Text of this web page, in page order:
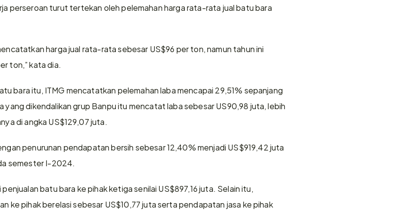
perseroan turut tertekan oleh pelemahan harga rata-rata jual batu bara
harga jual rata-rata sebesar US$96 per ton, namun tahun ini
ton,” kata dia.
bara itu, ITMG mencatatkan pelemahan laba mencapai 29,51% sepanjang
dikendalikan grup Banpu itu mencatat laba sebesar US90,98 juta, lebih
di angka US$129,07 juta.
penurunan pendapatan bersih sebesar 12,40% menjadi US$919,42 juta
semester I-2024.
batu bara ke pihak ketiga senilai US$897,16 juta. Selain itu,
ke pihak berelasi sebesar US$10,77 juta serta pendapatan jasa ke pihak